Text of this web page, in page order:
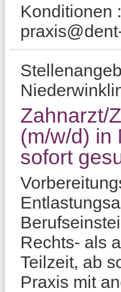
Konditionen
Zahnarzt/
(m/w/d) in
sofort
Rechts- als
Teilzeit, ab
Praxis mit